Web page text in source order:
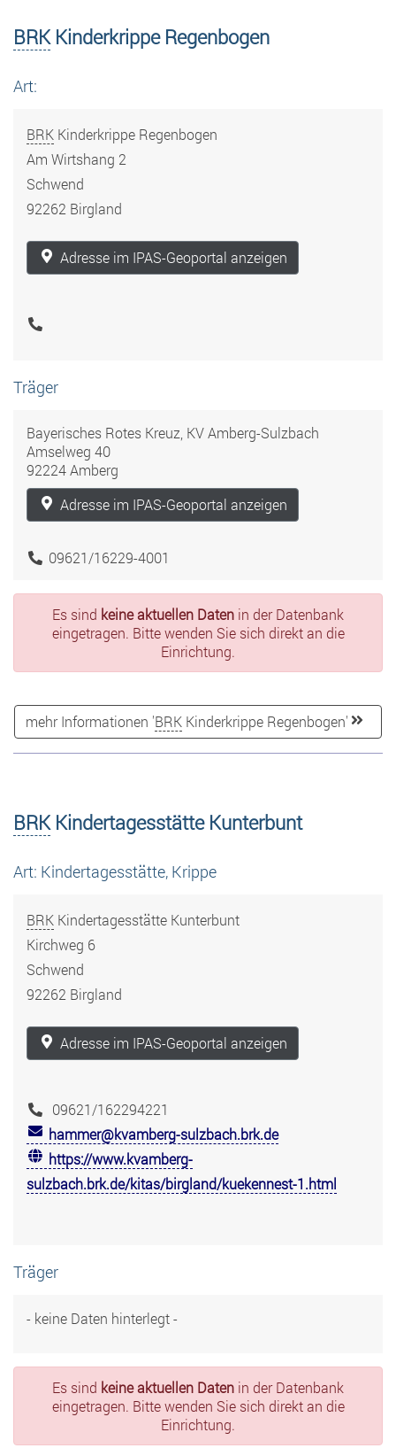
BRKKinderkrippe Regenbogen
Art:
BRK Kinderkrippe Regenbogen
Am Wirtshang 2
Schwend
92262 Birgland
Adresse im IPAS-Geoportal anzeigen
Träger
Bayerisches Rotes Kreuz, KV Amberg-Sulzbach
Amselweg 40
92224 Amberg
Adresse im IPAS-Geoportal anzeigen
09621/16229-4001
Es sind keine aktuellen Daten in der Datenbank
eingetragen. Bitte wenden Sie sich direkt an die
Einrichtung.
mehr Informationen 'BRK Kinderkrippe Regenbogen'
BRKKindertagesstätte Kunterbunt
Art: Kindertagesstätte, Krippe
BRK Kindertagesstätte Kunterbunt
Kirchweg 6
Schwend
92262 Birgland
Adresse im IPAS-Geoportal anzeigen
09621/162294221
hammer@kvamberg-sulzbach.brk.de
https://www.kvamberg-
sulzbach.brk.de/kitas/birgland/kuekennest-1.html
Träger
- keine Daten hinterlegt -
Es sind keine aktuellen Daten in der Datenbank
eingetragen. Bitte wenden Sie sich direkt an die
Einrichtung.